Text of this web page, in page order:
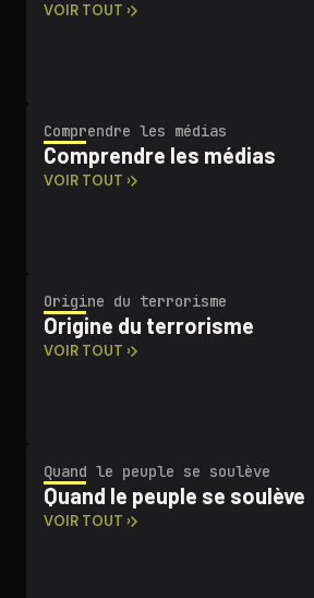
VOIR TOUT ›
Comprendre les médias
Comprendre les médias
VOIR TOUT ›
Origine du terrorisme
Origine du terrorisme
VOIR TOUT ›
Quand le peuple se soulève
Quand le peuple se soulève
VOIR TOUT ›